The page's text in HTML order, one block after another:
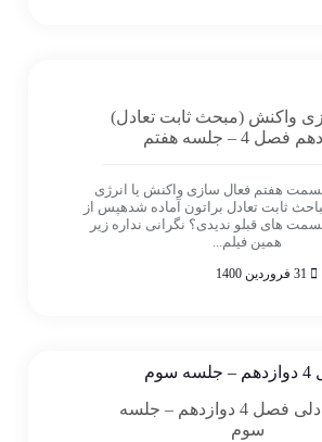
واکنش (مبحث ثابت تعادل)
فصل 4 – جلسه هفتم
هفتم فعال سازی واکنش یا انرژی
ثابت تعادل براتون آماده شدهپس از
های قبلو ندیدی؟ نگرانی نداره زیر
همین فیلم...
ثابت تعادلی فصل 4 دوازدهم – جلسه
سوم